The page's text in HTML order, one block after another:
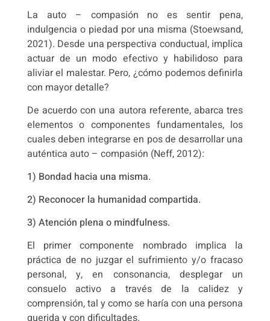
La auto – compasión no es sentir pena,
indulgencia o piedad por una misma (Stoewsand,
2021). Desde una perspectiva conductual, implica
actuar de un modo efectivo y habilidoso para
aliviar el malestar. Pero, ¿cómo podemos definirla
con mayor detalle?
De acuerdo con una autora referente, abarca tres
elementos o componentes fundamentales, los
cuales deben integrarse en pos de desarrollar una
auténtica auto – compasión (Neff, 2012):
1) Bondad hacia una misma.
2) Reconocer la humanidad compartida.
3) Atención plena o mindfulness.
El primer componente nombrado implica la
práctica de no juzgar el sufrimiento y/o fracaso
personal, y, en consonancia, desplegar un
consuelo activo a través de la calidez y
comprensión, tal y como se haría con una persona
querida y con dificultades.